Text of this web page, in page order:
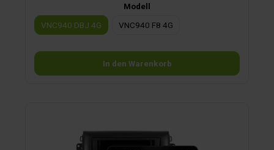
Drehreglerunterstützt LenkradfernbedienungBluetooth
Telefonie inkl. Audio StreamingAndroid OS inkl. Google Play,
4G/LTE-FunktionKamera Direkt-TasteUSB Ports, Media
ConnectiGO Primo Nextgen Camper Navisoftware1 Jahr Live-
Modell
VNC940 DBJ 4G
VNC940 F8 4G
In den Warenkorb